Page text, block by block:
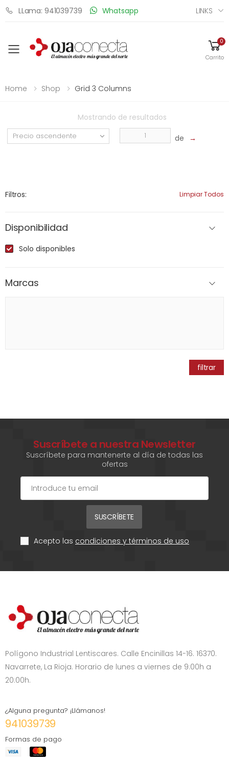
LLama: 941039739 Whatsapp LINKS
Toggle mobile menu
0
Carrito
Home Shop Grid 3 Columns
Mostrando de resultados
de →
Filtros: Limpiar Todos
Disponibilidad
Solo disponibles
Marcas
filtrar
Suscríbete a nuestra Newsletter
Suscríbete para mantenerte al día de todas las
ofertas
SUSCRÍBETE
Acepto las condiciones y términos de uso
Polígono Industrial Lentiscares. Calle Encinillas 14-16. 16370.
Navarrete, La Rioja. Horario de lunes a viernes de 9:00h a
20:00h.
¿Alguna pregunta? ¡Llámanos!
941039739
Formas de pago